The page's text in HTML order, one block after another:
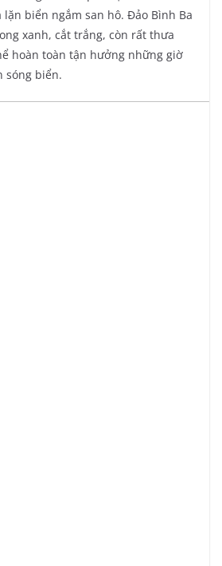
biển ngắm san hô. Đảo Bình Ba
xanh, cắt trắng, còn rất thưa
hoàn toàn tận hưởng những giờ
sóng biển.